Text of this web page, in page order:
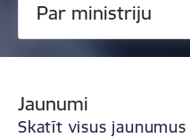
Par ministriju
Jaunumi
Skatīt visus jaunumus